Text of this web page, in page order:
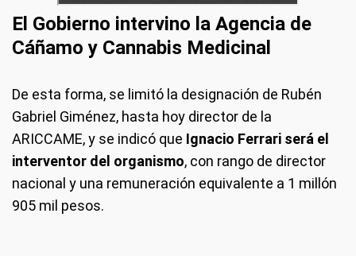
El Gobierno intervino la Agencia de
Cáñamo y Cannabis Medicinal
De esta forma, se limitó la designación de Rubén
Gabriel Giménez, hasta hoy director de la
ARICCAME, y se indicó que Ignacio Ferrari será el
interventor del organismo, con rango de director
nacional y una remuneración equivalente a 1 millón
905 mil pesos.